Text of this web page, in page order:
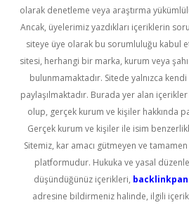
olarak denetleme veya araştırma
Ancak, üyelerimiz yazdıkları içeriklerin
siteye üye olarak bu sorumluluğu kabul
sitesi, herhangi bir marka, kurum veya
bulunmamaktadır. Sitede yalnızca kendi
paylaşılmaktadır. Burada yer alan
olup, gerçek kurum ve kişiler hakkında
Gerçek kurum ve kişiler ile isim
Sitemiz, kar amacı gütmeyen ve
platformudur. Hukuka ve yasal
düşündüğünüz içerikleri,
adresine bildirmeniz halinde, ilgili